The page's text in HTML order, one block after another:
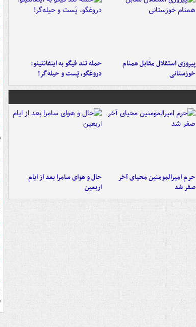
پیروزی استقلال مقابل همنام
خوزستانی
حمله تند فیگو به اینفانتینو:
دروغگو، پَست‌ و حیله‌گر!
حرم امیرالمومنین محیای آخر
صفر شد
حال و هوای سامرا بعد از ایام
اربعین